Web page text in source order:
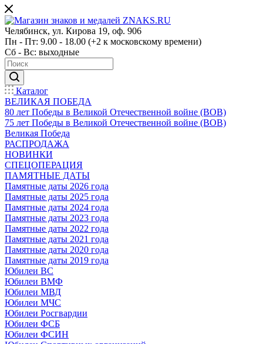
Челябинск, ул. Кирова 19, оф. 906
Пн - Пт: 9.00 - 18.00 (+2 к московскому времени)
Сб - Вс: выходные
Каталог
ВЕЛИКАЯ ПОБЕДА
80 лет Победы в Великой Отечественной войне (ВОВ)
75 лет Победы в Великой Отечественной войне (ВОВ)
Великая Победа
РАСПРОДАЖА
НОВИНКИ
СПЕЦОПЕРАЦИЯ
ПАМЯТНЫЕ ДАТЫ
Памятные даты 2026 года
Памятные даты 2025 года
Памятные даты 2024 года
Памятные даты 2023 года
Памятные даты 2022 года
Памятные даты 2021 года
Памятные даты 2020 года
Памятные даты 2019 года
Юбилеи ВС
Юбилеи ВМФ
Юбилеи МВД
Юбилеи МЧС
Юбилеи Росгвардии
Юбилеи ФСБ
Юбилеи ФСИН